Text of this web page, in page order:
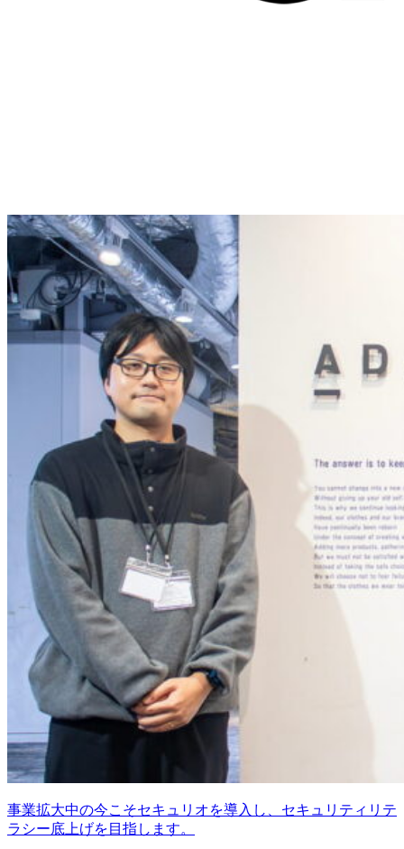
事業拡大中の今こそセキュリオを導入し、セキュリティリテ
ラシー底上げを目指します。